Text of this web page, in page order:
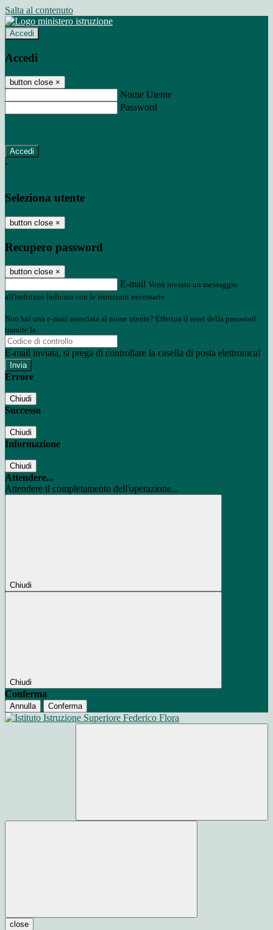
Salta al contenuto
Accedi
Accedi
button close ×
Nome Utente
Password
-
Seleziona utente
button close ×
Recupero password
button close ×
E-mail Verrà inviato un messaggio
all'indirizzo indicato con le istruzioni necessarie.
Non hai una e-mail associata al nome utente? Effettua il reset della password
tramite la
E-mail inviata, si prega di controllare la casella di posta elettronica!
Errore
Chiudi
Successo
Chiudi
Informazione
Chiudi
Attendere...
Attendere il completamento dell'operazione...
Chiudi
Chiudi
Conferma
Annulla Conferma
close